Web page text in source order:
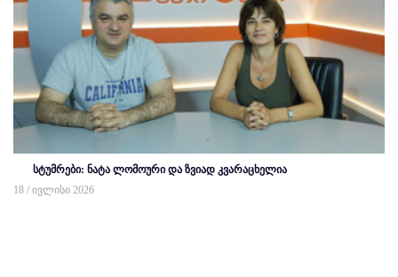
სტუმრები: ნატა ლომოური და ზვიად კვარაცხელია
18 / ივლისი 2026